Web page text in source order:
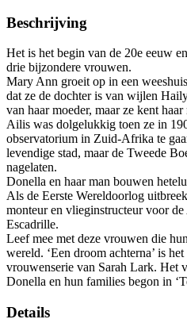
Beschrijving
Het is het begin van de 20e eeuw
drie bijzondere vrouwen.
Mary Ann groeit op in een
dat ze de dochter is van wijlen
van haar moeder, maar ze kent haar
Ailis was dolgelukkig toen ze in
observatorium in Zuid-Afrika te
levendige stad, maar de Tweede
nagelaten.
Donella en haar man bouwen
Als de Eerste Wereldoorlog
monteur en vlieginstructeur voor
Escadrille.
Leef mee met deze vrouwen die
wereld. ‘Een droom achterna’ is
vrouwenserie van Sarah Lark. Het
Donella en hun families begon in
Details